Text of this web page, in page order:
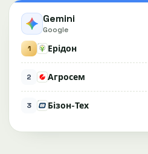
Gemini
Google
1
Ерідон
2 Агросем
3 Бізон-Тех